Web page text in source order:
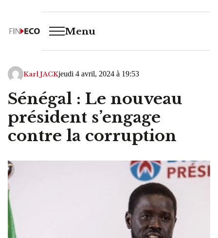
Menu
Karl JACKjeudi 4 avril, 2024 à 19:53
Sénégal : Le nouveau
président s’engage
contre la corruption